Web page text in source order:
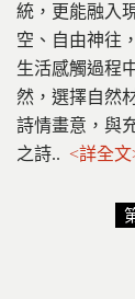
統，更能融入
空、自由神往
生活感觸過程
然，選擇自然
詩情畫意，與
之詩.. <詳全文